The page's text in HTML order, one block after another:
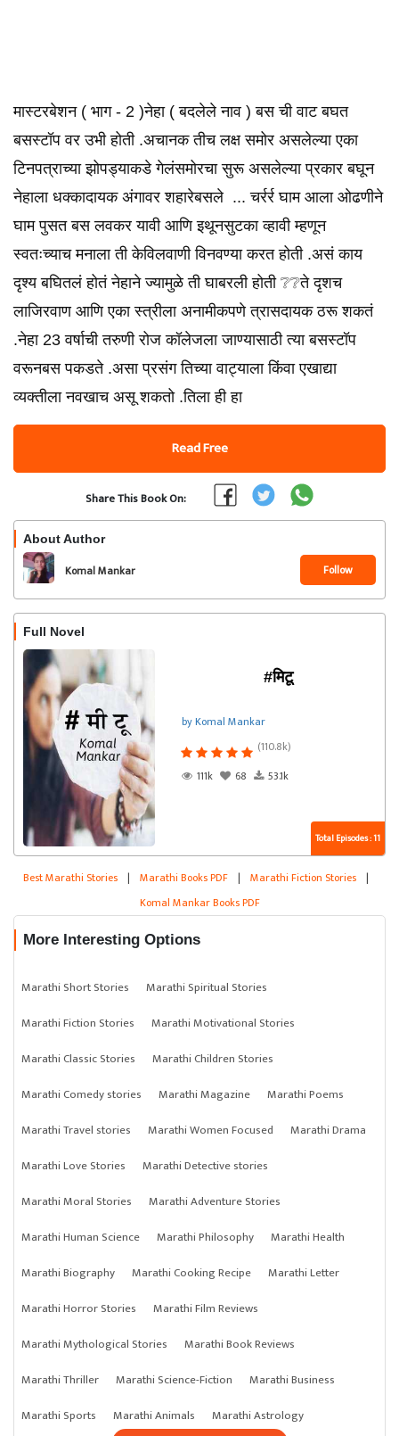
मास्टरबेशन ( भाग - 2 )नेहा ( बदलेले नाव ) बस ची वाट बघत
बसस्टॉप वर उभी होती .अचानक तीच लक्ष समोर असलेल्या एका
टिनपत्राच्या झोपड्याकडे गेलंसमोरचा सुरू असलेल्या प्रकार बघून
नेहाला धक्कादायक अंगावर शहारेबसले ... चर्रर्र घाम आला ओढणीने
घाम पुसत बस लवकर यावी आणि इथूनसुटका व्हावी म्हणून
स्वतःच्याच मनाला ती केविलवाणी विनवण्या करत होती .असं काय
दृश्य बघितलं होतं नेहाने ज्यामुळे ती घाबरली होती ❔❔ते दृशच
लाजिरवाण आणि एका स्त्रीला अनामीकपणे त्रासदायक ठरू शकतं
.नेहा 23 वर्षाची तरुणी रोज कॉलेजला जाण्यासाठी त्या बसस्टॉप
वरूनबस पकडते .असा प्रसंग तिच्या वाट्याला किंवा एखाद्या
व्यक्तीला नवखाच असू शकतो .तिला ही हा
Read Free
Share This Book On:
About Author
Komal Mankar Follow
Full Novel
#मिटू
by Komal Mankar
(110.8k)
111k
68 53.1k
Total Episodes : 11
Best Marathi Stories | Marathi Books PDF | Marathi Fiction Stories |
Komal Mankar Books PDF
More Interesting Options
Marathi Short Stories
Marathi Spiritual Stories
Marathi Fiction Stories
Marathi Motivational Stories
Marathi Classic Stories
Marathi Children Stories
Marathi Comedy stories
Marathi Magazine
Marathi Poems
Marathi Travel stories
Marathi Women Focused
Marathi Drama
Marathi Love Stories
Marathi Detective stories
Marathi Moral Stories
Marathi Adventure Stories
Marathi Human Science
Marathi Philosophy
Marathi Health
Marathi Biography
Marathi Cooking Recipe
Marathi Letter
Marathi Horror Stories
Marathi Film Reviews
Marathi Mythological Stories
Marathi Book Reviews
Marathi Thriller
Marathi Science-Fiction
Marathi Business
Marathi Sports
Marathi Animals Marathi Astrology